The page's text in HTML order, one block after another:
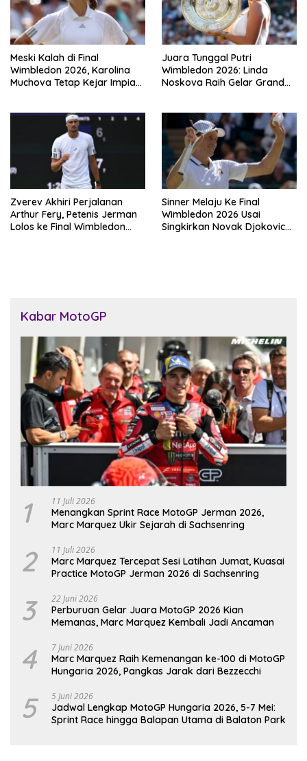
Meski Kalah di Final
Wimbledon 2026, Karolina
Muchova Tetap Kejar Impian
Juara Tunggal Putri
Wimbledon 2026: Linda
Noskova Raih Gelar Grand
Zverev Akhiri Perjalanan
Arthur Fery, Petenis Jerman
Lolos ke Final Wimbledon
Sinner Melaju Ke Final
Wimbledon 2026 Usai
Singkirkan Novak Djokovic
Kabar MotoGP
1 11 Juli 2026
Menangkan Sprint Race MotoGP Jerman 2026,
Marc Marquez Ukir Sejarah di Sachsenring
2 11 Juli 2026
Marc Marquez Tercepat Sesi Latihan Jumat, Kuasai
Practice MotoGP Jerman 2026 di Sachsenring
3 22 Juni 2026
Perburuan Gelar Juara MotoGP 2026 Kian
Memanas, Marc Marquez Kembali Jadi Ancaman
4 7 Juni 2026
Marc Marquez Raih Kemenangan ke-100 di MotoGP
Hungaria 2026, Pangkas Jarak dari Bezzecchi
5 5 Juni 2026
Jadwal Lengkap MotoGP Hungaria 2026, 5-7 Mei:
Sprint Race hingga Balapan Utama di Balaton Park